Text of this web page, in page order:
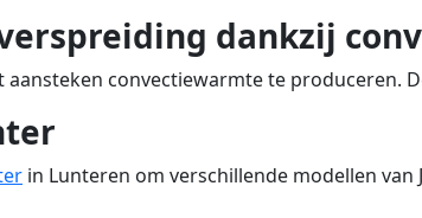
dankzij
aansteken convectiewarmte te produceren.
in Lunteren om verschillende modellen